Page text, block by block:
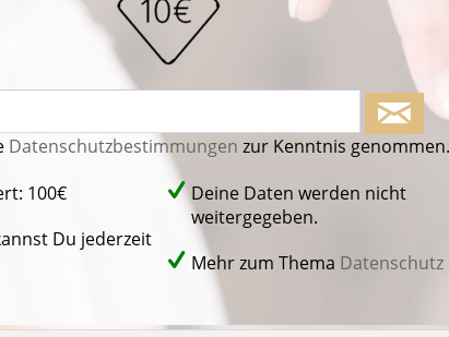
Datenschutzbestimmungen zur Kenntnis genommen.
100€
Du jederzeit
Deine Daten werden nicht
weitergegeben.
Mehr zum Thema Datenschutz